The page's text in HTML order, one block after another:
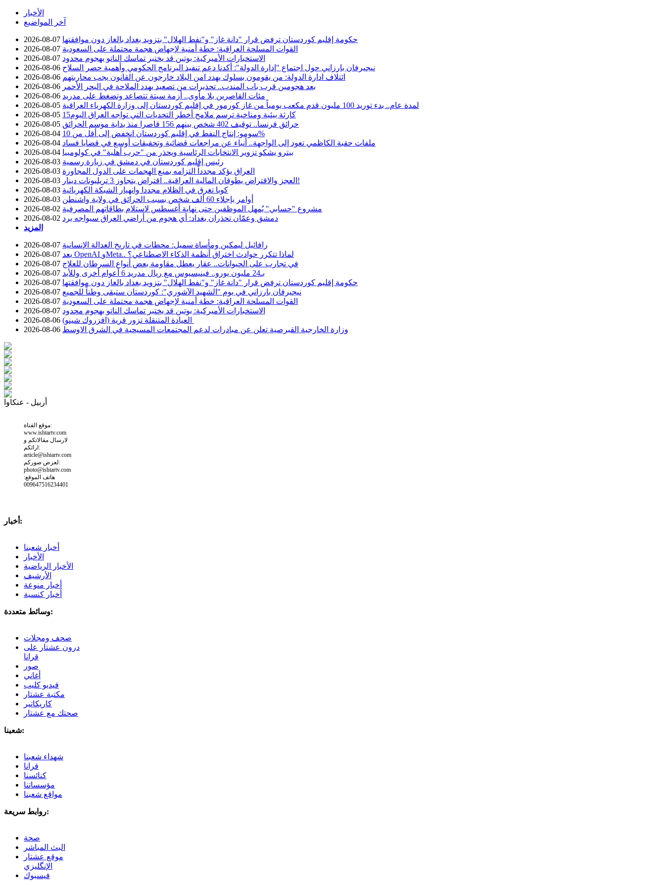
الأخبار
آخر المواضيع
2026-08-07 حكومة إقليم كوردستان ترفض قرار "دانة غاز" و"نفط الهلال" بتزويد بغداد بالغاز دون موافقتها
2026-08-07 القوات المسلحة العراقية: خطة أمنية لإجهاض هجمة محتملة على السعودية
2026-08-07 الاستخبارات الأميركية: بوتين قد يختبر تماسك الناتو بهجوم محدود
2026-08-06 نيجيرفان بارزاني حول اجتماع "إدارة الدولة": أكدنا دعم تنفيذ البرنامج الحكومي وأهمية حصر السلاح
2026-08-06 ائتلاف ادارة الدولة: من يقومون بسلوك يهدد امن البلاد خارجون عن القانون يجب محاربتهم
2026-08-06 بعد هجومين قرب باب المندب.. تحذيرات من تصعيد يهدد الملاحة في البحر الأحمر
2026-08-06 مئات القاصرين بلا مأوى.. أزمة سبتة تتصاعد وتضغط على مدريد
2026-08-05
لمدة عام.. بدء توريد 100 مليون قدم مكعب يومياً من غاز كورمور في إقليم كوردستان إلى وزارة الكهرباء العراقية
2026-08-05
15كارثة بيئية ومناخية ترسم ملامح أخطر التحديات التي تواجه العراق اليوم
2026-08-05
حرائق فرنسا.. توقيف 402 شخص بينهم 156 قاصرا منذ بداية موسم الحرائق
2026-08-04
سومو: إنتاج النفط في إقليم كوردستان انخفض إلى أقل من 10%
2026-08-04 ملفات حقبة الكاظمي تعود إلى الواجهة.. أنباء عن مراجعات قضائية وتحقيقات أوسع في قضايا فساد
2026-08-04 بيترو يشكو تزوير الانتخابات الرئاسية ويحذر من "حرب أهلية" في كولومبيا
2026-08-03 رئيس إقليم كوردستان في دمشق في زيارة رسمية
2026-08-03 العراق يؤكد مجدداً التزامه بمنع الهجمات على الدول المجاورة
2026-08-03
العجز والاقتراض يطوقان المالية العراقية.. اقتراض يتجاوز 3 تريليونات دينار!
2026-08-03 كوبا تغرق في الظلام مجددا وانهيار الشبكة الكهربائية
2026-08-03
أوامر بإجلاء 60 ألف شخص بسبب الحرائق في ولاية واشنطن
2026-08-02 مشروع "حسابي" يُمهل الموظفين حتى نهاية أغسطس لاستلام بطاقاتهم المصرفية
2026-08-02 دمشق وعمّان تحذران بغداد: أي هجوم من أراضي العراق سيواجه برد
المزيد
2026-08-07 رافائيل ليمكين ومأساة سميل: محطات في تاريخ العدالة الإنسانية
2026-08-07
بعد OpenAI وMeta.. لماذا تتكرر حوادث اختراق أنظمة الذكاء الاصطناعي؟
2026-08-07 في تجارب على الحيوانات.. عقار يعطل مقاومة بعض أنواع السرطان للعلاج
2026-08-07
بـ24 مليون يورو.. فينيسيوس مع ريال مدريد 6 أعوام أخرى وللأبد
2026-08-07 حكومة إقليم كوردستان ترفض قرار "دانة غاز" و"نفط الهلال" بتزويد بغداد بالغاز دون موافقتها
2026-08-07 نيجيرفان بارزاني في يوم "الشهيد الآشوري": كوردستان ستبقى وطناً للجميع
2026-08-07 القوات المسلحة العراقية: خطة أمنية لإجهاض هجمة محتملة على السعودية
2026-08-07 الاستخبارات الأميركية: بوتين قد يختبر تماسك الناتو بهجوم محدود
2026-08-06
2026-08-06 وزارة الخارجية القبرصية تعلن عن مبادرات لدعم المجتمعات المسيحية في الشرق الاوسط
أربيل - عنكاوا
موقع القناة:
www.ishtartv.com
لارسال مقالاتكم و
ارائكم:
article@ishtartv.com
لعرض صوركم:
photo@ishtartv.com
هاتف الموقع:
009647516234401
أخبار:
أخبار شعبنا
الأخبار
الأخبار الرياضية
الأرشيف
أخبار منوعة
أخبار كنسية
وسائط متعددة:
صحف ومجلات
درون عشتار على
قرانا
صور
أغاني
فيديو كليب
مكتبة عشتار
كاريكاتير
صحتك مع عشتار
شعبنا:
شهداء شعبنا
قرانا
كنائسنا
مؤسساتنا
مواقع شعبنا
روابط سريعة:
صحة
البث المباشر
موقع عشتار
الإنگليزي
فيسبوك